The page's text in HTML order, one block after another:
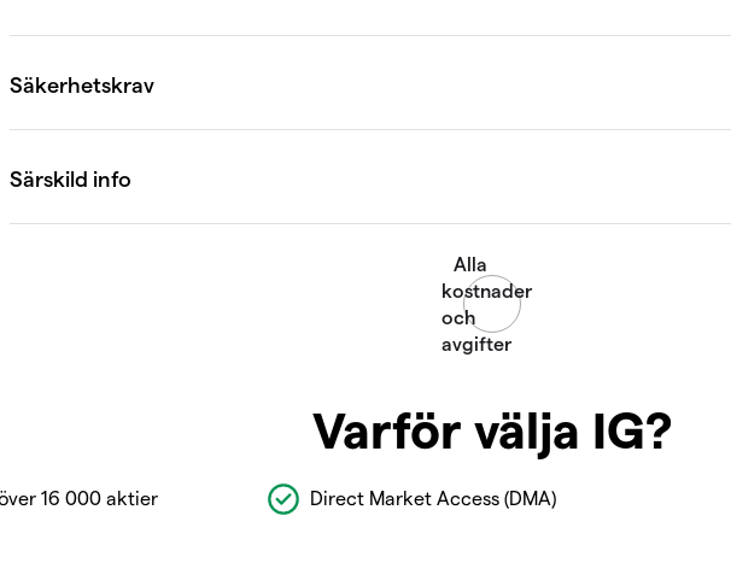
Varför välja IG?
16 000 aktier Direct Market Access (DMA)